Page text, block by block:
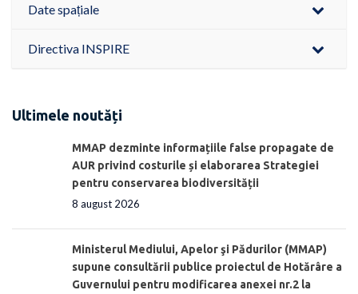
Date spațiale
Directiva INSPIRE
Ultimele noutăți
MMAP dezminte informațiile false propagate de
AUR privind costurile și elaborarea Strategiei
pentru conservarea biodiversității
8 august 2026
Ministerul Mediului, Apelor şi Pădurilor (MMAP)
supune consultării publice proiectul de Hotărâre a
Guvernului pentru modificarea anexei nr.2 la